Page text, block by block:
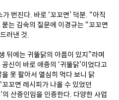
번진다. 바로 ‘꼬꼬면’ 덕분. “아직
는 김숙의 질문에 이경규는 “꼬꼬면
러낸 것.
뒤에는 귀뚤닭의 아픔이 있지”라며
신이 바로 애증의 ‘귀뚤닭’이었다고
못 팔아서 열심히 먹다 보니 닭
꼬면 레시피가 나올 수 있었던
의 산증인임을 인증한다. 다양한 사업